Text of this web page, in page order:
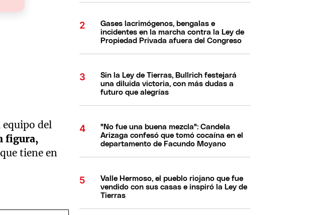
equipo del
figura,
tiene en
Gases lacrimógenos, bengalas e
incidentes en la marcha contra la Ley de
Propiedad Privada afuera del Congreso
Sin la Ley de Tierras, Bullrich festejará
una diluida victoria, con más dudas a
futuro que alegrías
"No fue una buena mezcla": Candela
Arizaga confesó que tomó cocaína en el
departamento de Facundo Moyano
Valle Hermoso, el pueblo riojano que fue
vendido con sus casas e inspiró la Ley de
Tierras